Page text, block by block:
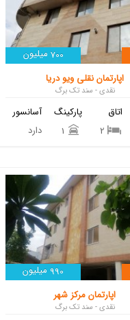
700 میلیون
اپارتمان نقلی ویو دریا
نقدی - سند تک برگ
آسانسور
دارد
پارکینگ
اتاق
990 میلیون
اپارتمان مرکز شهر
نقدی - سند تک برگ